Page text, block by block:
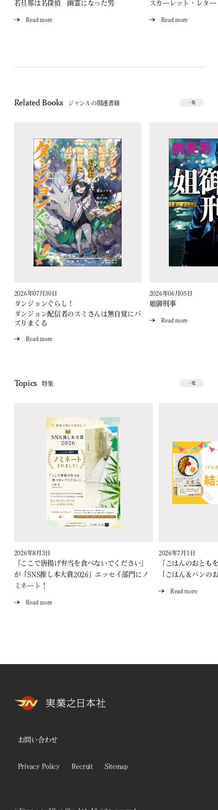
若旦那は名探偵 幽霊になった男
Read more
スカーレット・レター
Read more
Related Books ジャンルの関連書籍 一覧
2026年07月30日
ダンジョンぐらし！
ダンジョン配信者のスミさんは無自覚にバ
ズりまくる
Read more
2026年06月05日
姐御刑事
Read more
Topics 特集 一覧
2026年8月3日
『ここで唐揚げ弁当を食べないでください』
が「SNS推し本大賞2026」エッセイ部門にノ
ミネート！
Read more
2026年7月1日
『ごはんのおとも
「ごはん＆パンの
Read more
お問い合わせ
Privacy Policy Recruit Sitemap